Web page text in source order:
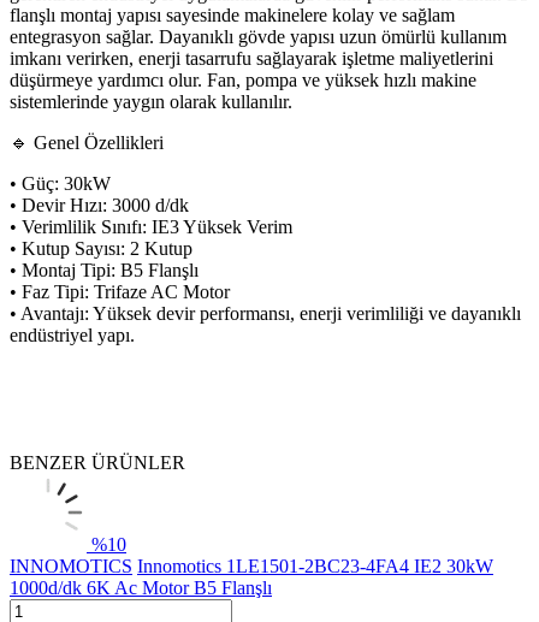
flanşlı montaj yapısı sayesinde makinelere kolay ve sağlam
entegrasyon sağlar. Dayanıklı gövde yapısı uzun ömürlü kullanım
imkanı verirken, enerji tasarrufu sağlayarak işletme maliyetlerini
düşürmeye yardımcı olur. Fan, pompa ve yüksek hızlı makine
sistemlerinde yaygın olarak kullanılır.
🔹 Genel Özellikleri
• Güç: 30kW
• Devir Hızı: 3000 d/dk
• Verimlilik Sınıfı: IE3 Yüksek Verim
• Kutup Sayısı: 2 Kutup
• Montaj Tipi: B5 Flanşlı
• Faz Tipi: Trifaze AC Motor
• Avantajı: Yüksek devir performansı, enerji verimliliği ve dayanıklı
endüstriyel yapı.
BENZER ÜRÜNLER
%10
INNOMOTICS Innomotics 1LE1501-2BC23-4FA4 IE2 30kW
1000d/dk 6K Ac Motor B5 Flanşlı